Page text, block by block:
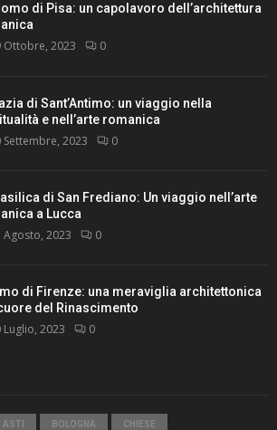
di Pisa: un capolavoro dell’architettura
Ottobre, 2023 0
di Sant’Antimo: un viaggio nella
e nell’arte romanica
Settembre, 2023 0
di San Frediano: Un viaggio nell’arte
a Lucca
Agosto, 2023 0
di Firenze: una meraviglia architettonica
del Rinascimento
Luglio, 2023 0
ASTI BOLOGNA CHIESE